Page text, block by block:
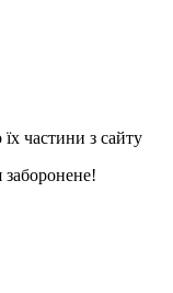
частини з сайту